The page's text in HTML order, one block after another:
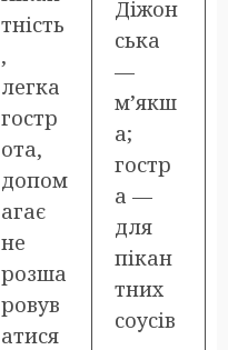
тність
,
легка
гостр
ота,
допом
агає
не
розша
ровув
атися
Діжон
ська
—
м’якш
а;
гостр
а —
для
пікан
тних
соусів